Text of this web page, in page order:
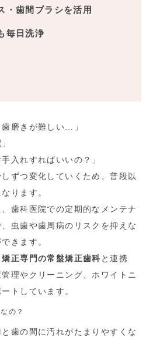
歯間ブラシを活用
毎日洗浄
歯磨きが難しい…」
入れすればいいの？」
ずつ変化していくため、普段以
ります。
歯科医院での定期的なメンテナ
虫歯や歯周病のリスクを抑えな
きます。
矯正専門の常盤矯正歯科 と連携
理やクリーニング、ホワイトニ
トしています。
の？
歯の間に汚れがたまりやすくな